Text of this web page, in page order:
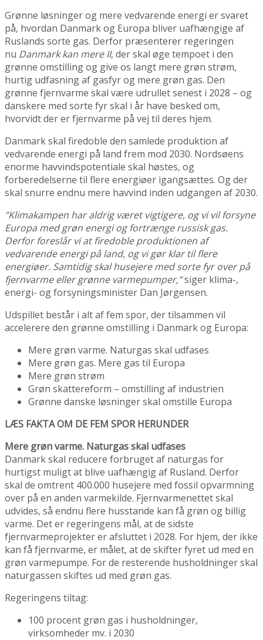
Grønne løsninger og mere vedvarende energi er svaret
på, hvordan Danmark og Europa bliver uafhængige af
Ruslands sorte gas. Derfor præsenterer regeringen
nu Danmark kan mere II, der skal øge tempoet i den
grønne omstilling og give os langt mere grøn strøm,
hurtig udfasning af gasfyr og mere grøn gas. Den
grønne fjernvarme skal være udrullet senest i 2028 – og
danskere med sorte fyr skal i år have besked om,
hvorvidt der er fjernvarme på vej til deres hjem.
Danmark skal firedoble den samlede produktion af
vedvarende energi på land frem mod 2030. Nordsøens
enorme havvindspotentiale skal høstes, og
forberedelserne til flere energiøer igangsættes. Og der
skal snurre endnu mere havvind inden udgangen af 2030.
”Klimakampen har aldrig været vigtigere, og vi vil forsyne
Europa med grøn energi og fortrænge russisk gas.
Derfor foreslår vi at firedoble produktionen af
vedvarende energi på land, og vi gør klar til flere
energiøer. Samtidig skal husejere med sorte fyr over på
fjernvarme eller grønne varmepumper,”siger klima-,
energi- og forsyningsminister Dan Jørgensen.
Udspillet består i alt af fem spor, der tilsammen vil
accelerere den grønne omstilling i Danmark og Europa:
Mere grøn varme. Naturgas skal udfases
Mere grøn gas. Mere gas til Europa
Mere grøn strøm
Grøn skattereform – omstilling af industrien
Grønne danske løsninger skal omstille Europa
LÆS FAKTA OM DE FEM SPOR HERUNDER
Mere grøn varme. Naturgas skal udfases
Danmark skal reducere forbruget af naturgas for
hurtigst muligt at blive uafhængig af Rusland. Derfor
skal de omtrent 400.000 husejere med fossil opvarmning
over på en anden varmekilde. Fjernvarmenettet skal
udvides, så endnu flere husstande kan få grøn og billig
varme. Det er regeringens mål, at de sidste
fjernvarmeprojekter er afsluttet i 2028. For hjem, der ikke
kan få fjernvarme, er målet, at de skifter fyret ud med en
grøn varmepumpe. For de resterende husholdninger skal
naturgassen skiftes ud med grøn gas.
Regeringens tiltag:
100 procent grøn gas i husholdninger,
virksomheder mv. i 2030